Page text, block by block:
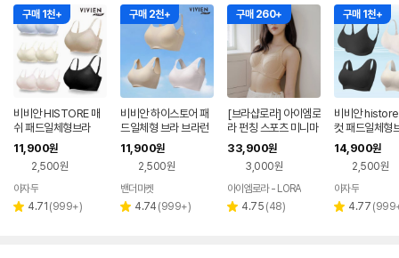
구매 1천+
비비안 HISTORE 매
쉬 패드일체형브라
11,900원
2,500원
페이
아자두
별 4.71 리
(999+)
구매 2천+
비비안 하이스토어 패
드일체형 브라 브라런
닝
11,900원
2,500원
페이
밴더마켓
별 4.74 리
(999+)
구매 260+
[브라샵로라] 아이엠로
라 펀칭 스포츠 미니마
이저 에어리베이지 빅
사이즈 큰컵 E컵 F컵
33,900원
3,000원
아이엠로라 - LORA
별 4.75 리
(48)
구매 1천+
비비안
컷 패드일체형
14,900원
2,500원
페이
아자두
별 4.77 리
(